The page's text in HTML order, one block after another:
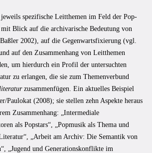
spezifische Leitthemen im Feld der Pop-
Blick auf die archivarische Bedeutung von
2002), auf die Gegenwartsfixierung (vgl.
auf den Zusammenhang von Leitthemen
um hierdurch ein Profil der untersuchten
zu erlangen, die sie zum Themenverbund
zusammenfügen. Ein aktuelles Beispiel
Paulokat (2008); sie stellen zehn Aspekte heraus
Zusammenhang: „Intermediale
als Popstars“, „Popmusik als Thema und
„Arbeit am Archiv: Die Semantik von
„Jugend und Generationskonflikte im